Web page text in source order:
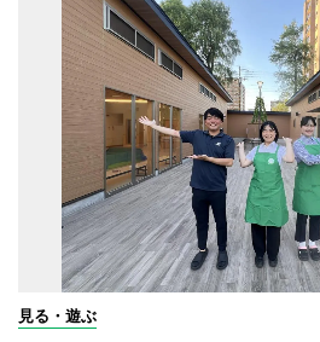
見る・遊ぶ